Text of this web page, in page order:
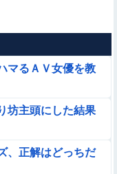
マるＡＶ女優を教
坊主頭にした結果
、正解はどっちだ